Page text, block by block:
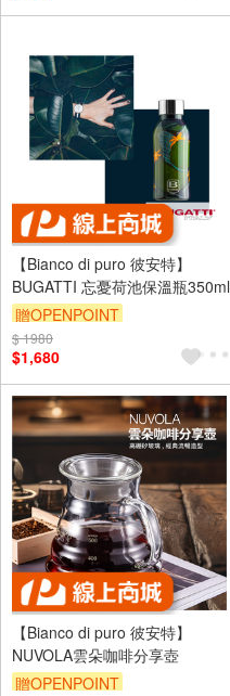
【Bianco di puro 彼安特】
BUGATTI 忘憂荷池保溫瓶350ml
贈OPENPOINT
$ 1980
$1,680
【Bianco di puro 彼安特】
NUVOLA雲朵咖啡分享壺
贈OPENPOINT